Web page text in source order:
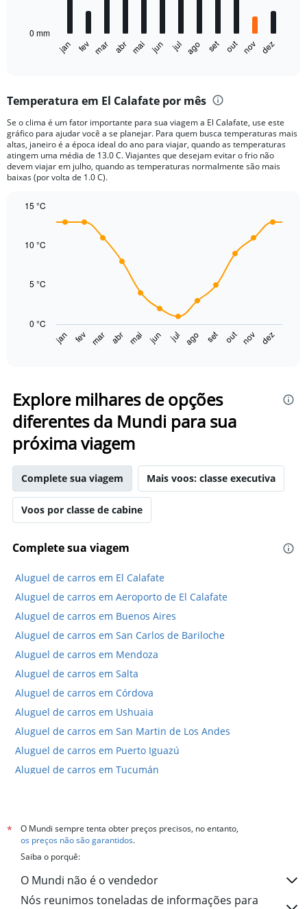
Range:
categories.
The
chart
has
1
axis
displaying
Range:
20.
jan fev mar abr mai jun jul ago set out nov dez
0 mm
Temperatura em El Calafate por mês
Se o clima é um fator importante para sua viagem a El Calafate, use este
gráfico para ajudar você a se planejar. Para quem busca temperaturas mais
altas, janeiro é a época ideal do ano para viajar, quando as temperaturas
atingem uma média de 13.0 C. Viajantes que desejam evitar o frio não
devem viajar em julho, quando as temperaturas normalmente são mais
baixas (por volta de 1.0 C).
with
has
categories.
Range:
14
categories.
The
has
1
Y
axis
displaying
Range:
to
jan fev mar abr mai jun jul ago set out nov dez
0 °C
5 °C
10 °C
15 °C
Explore milhares de opções
diferentes da Mundi para sua
próxima viagem
Complete sua viagem Mais voos: classe executiva
Voos por classe de cabine
Complete sua viagem
Aluguel de carros em El Calafate
Aluguel de carros em Aeroporto de El Calafate
Aluguel de carros em Buenos Aires
Aluguel de carros em San Carlos de Bariloche
Aluguel de carros em Mendoza
Aluguel de carros em Salta
Aluguel de carros em Córdova
Aluguel de carros em Ushuaia
Aluguel de carros em San Martin de Los Andes
Aluguel de carros em Puerto Iguazú
Aluguel de carros em Tucumán
Hotéis em Buenos Aires
Hotéis em Puerto Iguazú
Hotéis em San Carlos de Bariloche
Hotéis em Mar del Plata
Hotéis em Córdova
*
O Mundi sempre tenta obter preços precisos, no entanto,
os preços não são garantidos.
Saiba o porquê:
O Mundi não é o vendedor
Nós reunimos toneladas de informações para